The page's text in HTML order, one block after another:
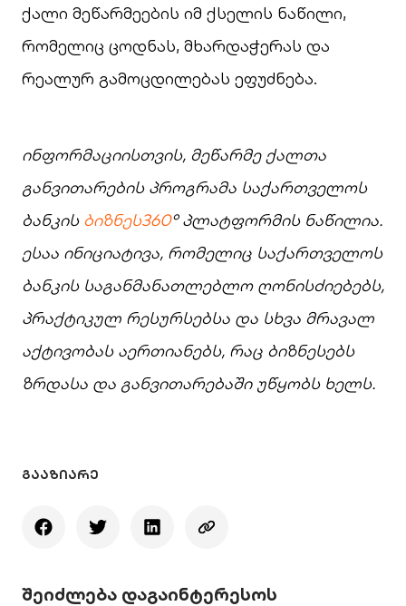
ქალი მეწარმეების იმ ქსელის ნაწილი,
რომელიც ცოდნას, მხარდაჭერას და
რეალურ გამოცდილებას ეფუძნება.
ინფორმაციისთვის, მეწარმე ქალთა
განვითარების პროგრამა საქართველოს
ბანკის ბიზნეს360°პლატფორმის ნაწილია.
ესაა ინიციატივა, რომელიც საქართველოს
ბანკის საგანმანათლებლო ღონისძიებებს,
პრაქტიკულ რესურსებსა და სხვა მრავალ
აქტივობას აერთიანებს, რაც ბიზნესებს
ზრდასა და განვითარებაში უწყობს ხელს.
ᲒᲐᲐᲖᲘᲐᲠᲔ
შეიძლება დაგაინტერესოს